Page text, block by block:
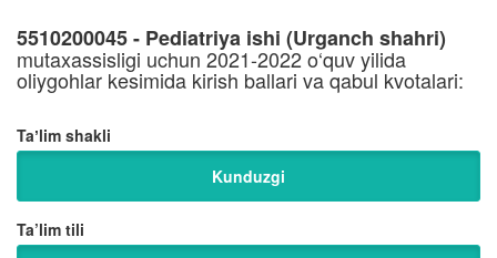
5510200045 - Pediatriya ishi (Urganch shahri)
mutaxassisligi uchun 2021-2022 o‘quv yilida
oliygohlar kesimida kirish ballari va qabul kvotalari:
Taʼlim shakli
Kunduzgi
Ta’lim tili